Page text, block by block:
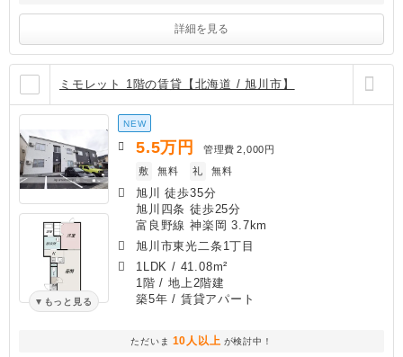
詳細を見る
ミモレット 1階の賃貸【北海道 / 旭川市】
もっと見る
NEW
5.5万円 管理費 2,000円
敷
無料 礼 無料
旭川 徒歩35分
旭川四条 徒歩25分
富良野線 神楽岡 3.7km
旭川市東光二条1丁目
1LDK / 41.08m²
1階 / 地上2階建
築5年 / 賃貸アパート
ただいま 10人以上 が検討中！